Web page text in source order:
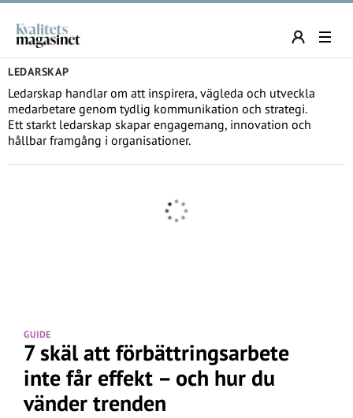
LEDARSKAP
Ledarskap handlar om att inspirera, vägleda och utveckla
medarbetare genom tydlig kommunikation och strategi.
Ett starkt ledarskap skapar engagemang, innovation och
hållbar framgång i organisationer.
GUIDE
7 skäl att förbättringsarbete
inte får effekt – och hur du
vänder trenden